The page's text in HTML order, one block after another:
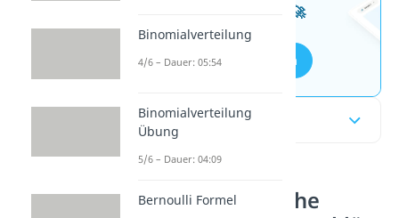
kostenlosen Aufgaben 🚀
Aufgaben entdecken
Inhaltsübersicht
Hypergeometrische
Binomialverteilung
4/6 – Dauer: 05:54
Binomialverteilung
Übung
5/6 – Dauer: 04:09
Bernoulli Formel